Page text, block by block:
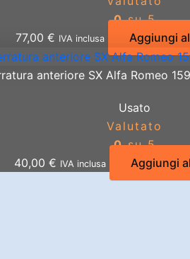
0su 5
77,00 € IVA inclusa Aggiungi
anteriore SX Alfa Romeo
Usato
Valutato
0su 5
40,00 € IVA inclusa Aggiungi